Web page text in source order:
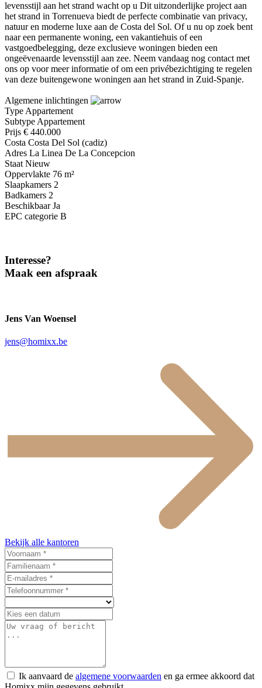
levensstijl aan het strand wacht op u Dit uitzonderlijke project aan
het strand in Torrenueva biedt de perfecte combinatie van privacy,
natuur en moderne luxe aan de Costa del Sol. Of u nu op zoek bent
naar een permanente woning, een vakantiehuis of een
vastgoedbelegging, deze exclusieve woningen bieden een
ongeëvenaarde levensstijl aan zee. Neem vandaag nog contact met
ons op voor meer informatie of om een privébezichtiging te regelen
van deze buitengewone woningen aan het strand in Zuid-Spanje.
Algemene inlichtingen
Type Appartement
Subtype Appartement
Prijs € 440.000
Costa Costa Del Sol (cadiz)
Adres La Linea De La Concepcion
Staat Nieuw
Oppervlakte 76 m²
Slaapkamers 2
Badkamers 2
Beschikbaar Ja
EPC categorie B
Interesse?
Maak een afspraak
Jens Van Woensel
jens@homixx.be
Bekijk alle kantoren
Ik aanvaard de algemene voorwaarden en ga ermee akkoord dat